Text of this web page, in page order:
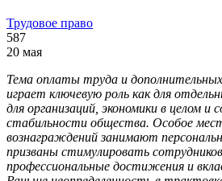
Трудовое право
587
20 мая
Тема оплаты труда и
играет ключевую роль как для
для организаций, экономики в целом и
стабильности общества. Особое
вознаграждений занимают
призваны стимулировать
профессиональные достижения и